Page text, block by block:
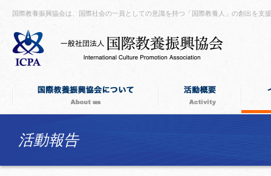
国際教養振興協会は、国際社会の一員としての意識を持つ「国際教養人」の創出を支
活動報告